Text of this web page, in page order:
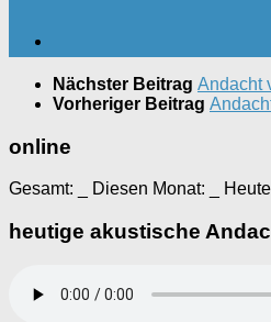
Nächster Beitrag Andacht
Vorheriger Beitrag
online
Gesamt: Diesen Monat:
heutige akustische